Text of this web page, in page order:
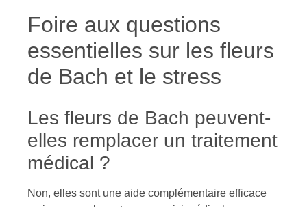
Foire aux questions
essentielles sur les fleurs
de Bach et le stress
Les fleurs de Bach peuvent-
elles remplacer un traitement
médical ?
Non, elles sont une aide complémentaire efficace